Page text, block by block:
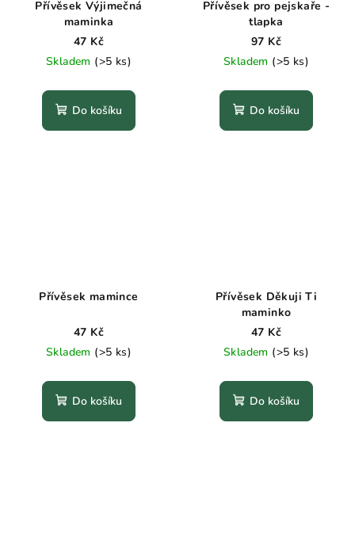
Přívěsek Výjimečná
maminka
47 Kč
Skladem (>5 ks)
Do košíku
Přívěsek pro pejskaře -
tlapka
97 Kč
Skladem (>5 ks)
Do košíku
Přívěsek mamince
47 Kč
Skladem (>5 ks)
Do košíku
Přívěsek Děkuji Ti
maminko
47 Kč
Skladem (>5 ks)
Do košíku